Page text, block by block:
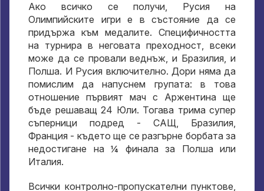
Ако всичко се получи, Русия на
Олимпийските игри е в състояние да се
придържа към медалите. Специфичността
на турнира в неговата преходност, всеки
може да се провали веднъж, и Бразилия, и
Полша. И Русия включително. Дори няма да
помислим да напуснем групата: в това
отношение първият мач с Аржентина ще
бъде решаващ 24 Юли. Тогава трима супер
съперници подред - САЩ, Бразилия,
Франция - където ще се разгърне борбата за
недостигане на ¼ финала за Полша или
Италия.
Всички контролно-пропускателни пунктове,